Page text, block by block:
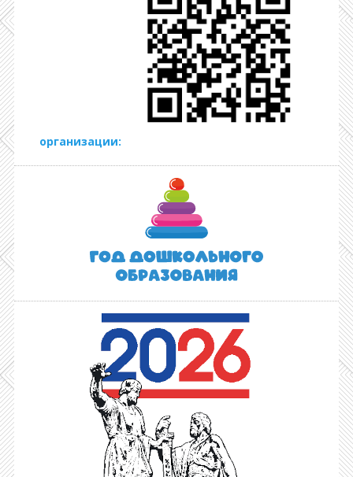
организации: